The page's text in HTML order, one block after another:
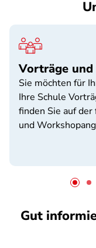
Vorträge
Sie möchten für
Ihre Schule
finden Sie auf
und
Gut